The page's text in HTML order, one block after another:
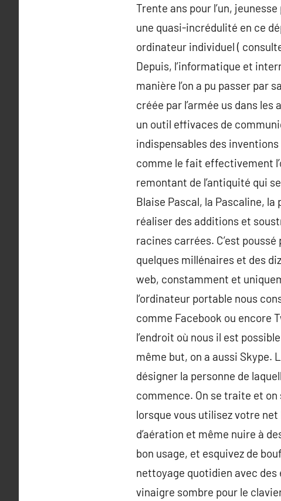
Trente ans pour l’un,
une quasi-incrédulité en ce
ordinateur individuel (
Depuis, l’informatique et
manière l’on a pu passer par
créée par l’armée us dans
un outil effivaces de
indispensables des
comme le fait effectivement
remontant de l’antiquité qui
Blaise Pascal, la Pascaline,
réaliser des additions et
racines carrées. C’est
quelques millénaires et des
web, constamment et
l’ordinateur portable nous
comme Facebook ou encore
l’endroit où nous il est
même but, on a aussi Skype.
désigner la personne de
commence. On se traite et on
lorsque vous utilisez votre
d’aération et même nuire à
bon usage, et esquivez de
nettoyage quotidien avec des
vinaigre sombre pour le